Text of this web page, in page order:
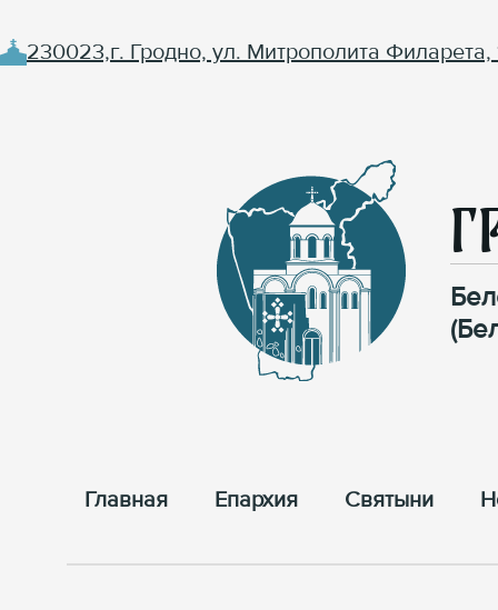
230023,г. Гродно, ул. Митрополита Филарета,
Главная Епархия Cвятыни